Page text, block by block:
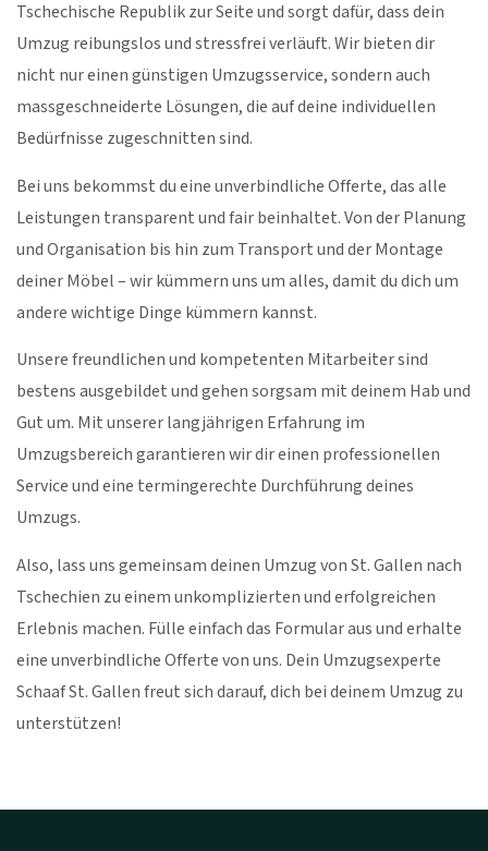
Tschechische Republik zur Seite und sorgt dafür, dass dein
Umzug reibungslos und stressfrei verläuft. Wir bieten dir
nicht nur einen günstigen Umzugsservice, sondern auch
massgeschneiderte Lösungen, die auf deine individuellen
Bedürfnisse zugeschnitten sind.
Bei uns bekommst du eine unverbindliche Offerte, das alle
Leistungen transparent und fair beinhaltet. Von der Planung
und Organisation bis hin zum Transport und der Montage
deiner Möbel – wir kümmern uns um alles, damit du dich um
andere wichtige Dinge kümmern kannst.
Unsere freundlichen und kompetenten Mitarbeiter sind
bestens ausgebildet und gehen sorgsam mit deinem Hab und
Gut um. Mit unserer langjährigen Erfahrung im
Umzugsbereich garantieren wir dir einen professionellen
Service und eine termingerechte Durchführung deines
Umzugs.
Also, lass uns gemeinsam deinen Umzug von St. Gallen nach
Tschechien zu einem unkomplizierten und erfolgreichen
Erlebnis machen. Fülle einfach das Formular aus und erhalte
eine unverbindliche Offerte von uns. Dein Umzugsexperte
Schaaf St. Gallen freut sich darauf, dich bei deinem Umzug zu
unterstützen!